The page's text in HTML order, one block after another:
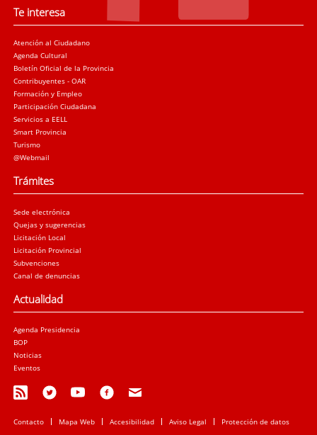
Te interesa
Atención al Ciudadano
Agenda Cultural
Boletín Oficial de la Provincia
Contribuyentes - OAR
Formación y Empleo
Participación Ciudadana
Servicios a EELL
Smart Provincia
Turismo
@Webmail
Trámites
Sede electrónica
Quejas y sugerencias
Licitación Local
Licitación Provincial
Subvenciones
Canal de denuncias
Actualidad
Agenda Presidencia
BOP
Noticias
Eventos
Contacto Mapa Web Accesibilidad Aviso Legal Protección de datos